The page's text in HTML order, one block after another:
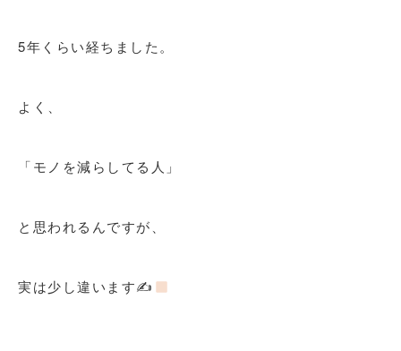
5年くらい経ちました。
よく、
「モノを減らしてる人」
と思われるんですが、
実は少し違います✍